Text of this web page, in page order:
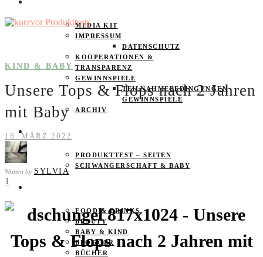
MEDIA KIT
IMPRESSUM
DATENSCHUTZ
KOOPERATIONEN &
TRANSPARENZ
GEWINNSPIELE
TEILNAHMEBEDINGUNGEN
GEWINNSPIELE
ARCHIV
SPAREN
PRODUKTTEST – SEITEN
SCHWANGERSCHAFT & BABY
FOOD & DRINKS
BEAUTY
BABY & KIND
BLOGGER
BÜCHER
KIND & BABY
Unsere Tops & Flops nach 2 Jahren
mit Baby
16. MÄRZ 2022
Written by SYLVIA
1